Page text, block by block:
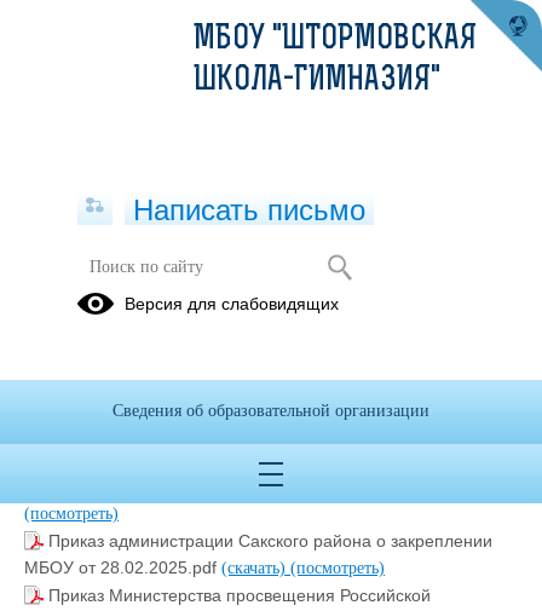
Прием иностранных граждан
Приказ Минобразования РК от 28.03.25 №504.pdf
(посмотреть)
Приказ администрации Сакского района о закреплении
МБОУ от 28.02.2025.pdf (скачать) (посмотреть)
Приказ Министерства просвещения Российской
МБОУ "ШТОРМОВСКАЯ
ШКОЛА-ГИМНАЗИЯ"
Написать письмо
Версия для слабовидящих
Сведения об образовательной организации